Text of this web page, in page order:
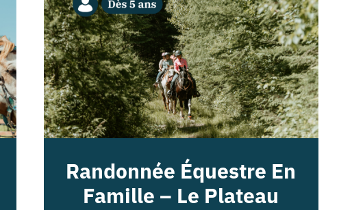
Randonnée Équestre En
Famille – Le Plateau